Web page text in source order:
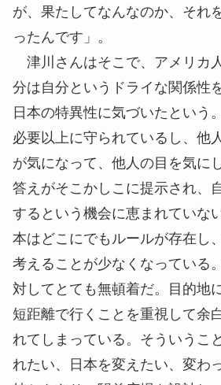
が、果たしてなんなのか、それ
ったんです」。
津川さんはそこで、アメリカ
分は自分というドライな関係性
日本の特異性に気づいたという
必要以上に守られているし、他
が気になって、他人の目を気に
答えがそこかしこに提示され、
するという機会に恵まれていな
本はどこにでもルールが存在し
考えることが少なくなっている
対してとても無頓着だ。目的地
短距離で行くことを重視して余
れてしまっている。そういうこ
れたい、日本を変えたい、変わ